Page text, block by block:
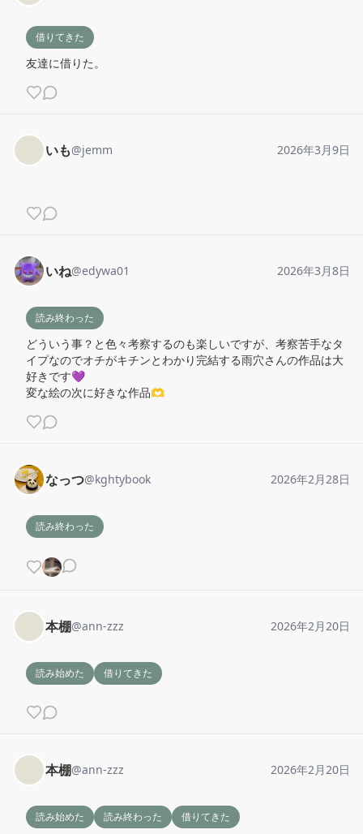
借りてきた
友達に借りた。
いも@jemm 2026年3月9日
いね@edywa01 2026年3月8日
読み終わった
どういう事？と色々考察するのも楽しいですが、考察苦手なタ
イプなのでオチがキチンとわかり完結する雨穴さんの作品は大
好きです💜
変な絵の次に好きな作品🫶
なっつ@kghtybook 2026年2月28日
読み終わった
本棚@ann-zzz 2026年2月20日
読み始めた 借りてきた
本棚@ann-zzz 2026年2月20日
読み始めた 読み終わった 借りてきた